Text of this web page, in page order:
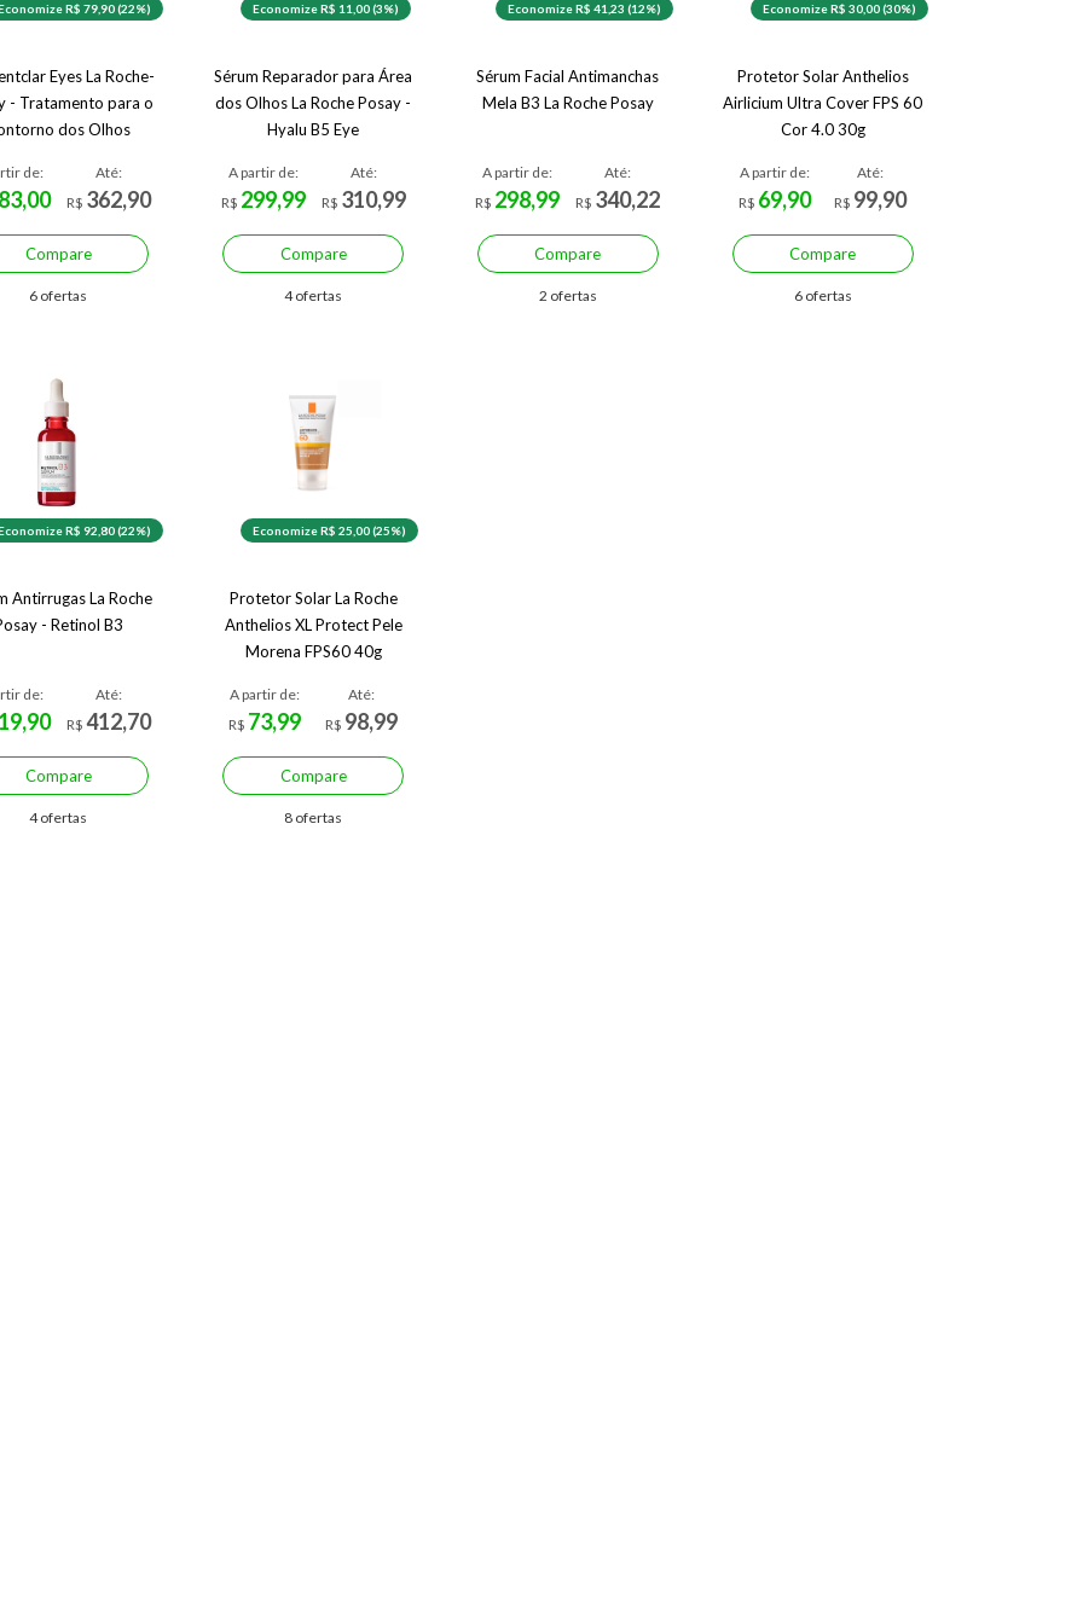
R$ 79,90 (22%)
Eyes La Roche-
- Tratamento para o
dos Olhos
de:
Até:
R$ 362,90
Compare
6 ofertas
Economize R$ 11,00 (3%)
Sérum Reparador para Área
dos Olhos La Roche Posay -
Hyalu B5 Eye
A partir de:
R$ 299,99
Até:
R$ 310,99
Compare
4 ofertas
Economize R$ 41,23 (12%)
Sérum Facial Antimanchas
Mela B3 La Roche Posay
A partir de:
R$ 298,99
Até:
R$ 340,22
Compare
2 ofertas
Economize R$ 30,00 (30%)
Protetor Solar Anthelios
Airlicium Ultra Cover FPS 60
Cor 4.0 30g
A partir de:
R$ 69,90
Até:
R$ 99,90
Compare
6 ofertas
R$ 92,80 (22%)
Antirrugas La Roche
- Retinol B3
de:
Até:
R$ 412,70
Compare
4 ofertas
Economize R$ 25,00 (25%)
Protetor Solar La Roche
Anthelios XL Protect Pele
Morena FPS60 40g
A partir de:
R$ 73,99
Até:
R$ 98,99
Compare
8 ofertas